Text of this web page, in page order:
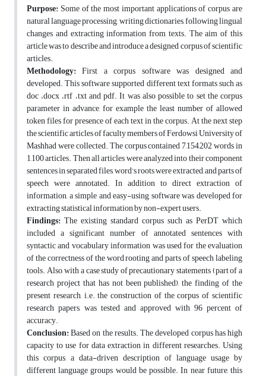
Purpose:Some of the most important applications of corpus are
natural language processing, writing dictionaries, following lingual
changes and extracting information from texts. The aim of this
article was to describe and introduce a designed corpus of scientific
articles.
Methodology: First a corpus software was designed and
developed. This software supported different text formats such as
doc ،docx ،rtf ،txt and pdf. It was also possible to set the corpus
parameter in advance, for example the least number of allowed
token files for presence of each text in the corpus. At the next step
the scientific articles of faculty members of Ferdowsi University of
Mashhad were collected. The corpus contained 7,154,202 words in
1,100 articles. Then all articles were analyzed into their component
sentences in separated files, word’s roots were extracted, and parts of
speech were annotated. In addition to direct extraction of
information, a simple and easy-using software was developed for
extracting statistical information by non-expert users.
Findings: The existing standard corpus such as PerDT which
included a significant number of annotated sentences with
syntactic and vocabulary information was used for the evaluation
of the correctness of the word rooting and parts of speech labeling
tools. Also, with a case study of precautionary statements (part of a
research project that has not been published), the finding of the
present research, i.e. the construction of the corpus of scientific
research papers, was tested and approved with 96 percent of
accuracy.
Conclusion:Based on the results. The developed corpus has high
capacity to use for data extraction in different researches. Using
this corpus, a data-driven description of language usage by
different language groups would be possible. In near future, this